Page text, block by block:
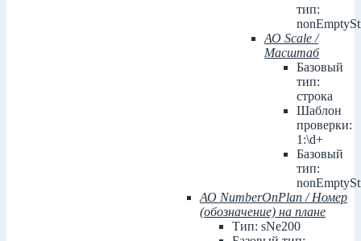
тип:
АО Scale /
Масштаб
Базовый
тип:
строка
Шаблон
проверки:
1:\d+
Базовый
тип:
АО NumberOnPlan / Номер
(обозначение) на плане
Тип: sNe200